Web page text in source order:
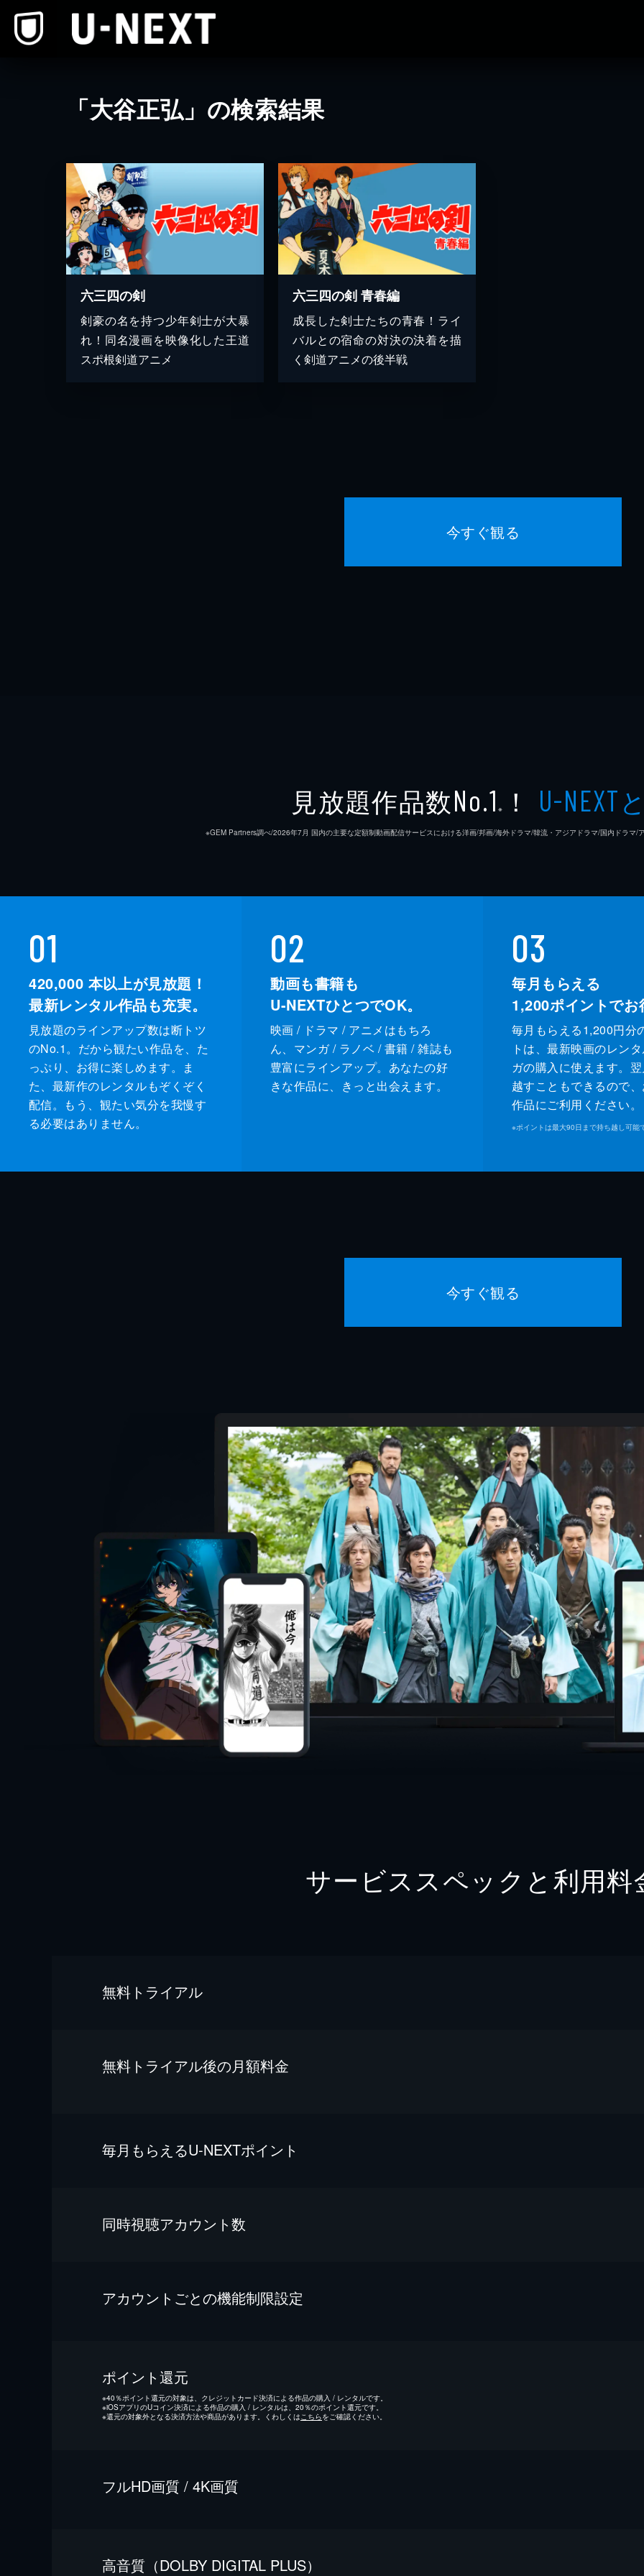
「大谷正弘」の検索結果
六三四の剣
剣豪の名を持つ少年剣士が大暴
れ！同名漫画を映像化した王道
スポ根剣道アニメ
六三四の剣 青春編
成長した剣士たちの青春！ライ
バルとの宿命の対決の決着を描
く剣道アニメの後半戦
今すぐ観る
見放題作品数No.1 ※ ！ U-NEXT
※GEM Partners調べ/2026年7⽉ 国内の主要な定額制動画配信サービスにおける洋画/邦画/海外ドラマ/韓流・アジアドラマ/国内ドラマ/
01
420,000 本以上が見放題！
最新レンタル作品も充実。
見放題のラインアップ数は断トツ
のNo.1。だから観たい作品を、た
っぷり、お得に楽しめます。ま
た、最新作のレンタルもぞくぞく
配信。もう、観たい気分を我慢す
る必要はありません。
02
動画も書籍も
U-NEXTひとつでOK。
映画 / ドラマ / アニメはもちろ
ん、マンガ / ラノベ / 書籍 / 雑誌も
豊富にラインアップ。あなたの好
きな作品に、きっと出会えます。
03
毎月もらえる
1,200ポイントでお
毎月もらえる1,200円分
トは、最新映画のレン
ガの購入に使えます。
越すこともできるので
作品にご利用ください。
※ポイントは最大90日まで持ち越し可能
今すぐ観る
サービススペックと利用料
無料トライアル
無料トライアル後の⽉額料金
毎⽉もらえるU-NEXTポイント
同時視聴アカウント数
アカウントごとの機能制限設定
ポイント還元
※40％ポイント還元の対象は、クレジットカード決済による作品の購入 / レンタルです。
※iOSアプリのUコイン決済による作品の購入 / レンタルは、20％のポイント還元です。
※還元の対象外となる決済方法や商品があります。くわしくは こちらをご確認ください。
フルHD画質 / 4K画質
⾼⾳質（DOLBY DIGITAL PLUS）